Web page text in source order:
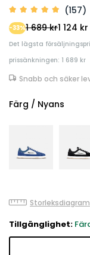
(157)
1 124 kr
-33%1 689 kr
Det lägsta
prissänkningen: 1 689 kr
Snabb och säker
Färg / Nyans
Storleksdiagram
Tillgänglighet: